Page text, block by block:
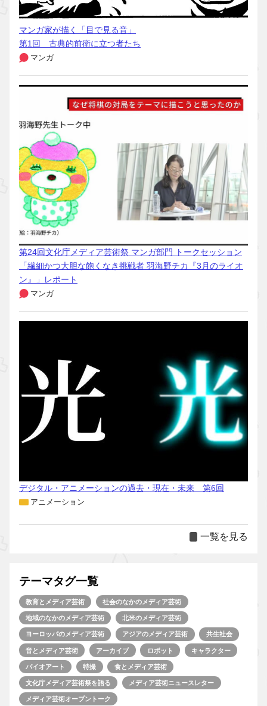
マンガ家が描く「目で見る音」
第1回 古典的前衛に立つ者たち
マンガ
第24回文化庁メディア芸術祭 マンガ部門 トークセッション
「繊細かつ大胆な飽くなき挑戦者 羽海野チカ『3月のライオ
ン』」レポート
マンガ
デジタル・アニメーションの過去・現在・未来 第6回
アニメーション
一覧を見る
テーマタグ一覧
教育とメディア芸術 社会のなかのメディア芸術
地域のなかのメディア芸術 北米のメディア芸術
ヨーロッパのメディア芸術 アジアのメディア芸術 共生社会
音とメディア芸術 アーカイブ ロボット キャラクター
バイオアート 特撮 食とメディア芸術
文化庁メディア芸術祭を語る メディア芸術ニュースレター
メディア芸術オープントーク